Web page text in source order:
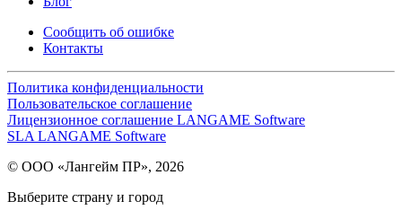
Сообщить об ошибке
Контакты
Политика конфиденциальности
Пользовательское соглашение
Лицензионное соглашение LANGAME Software
SLA LANGAME Software
© ООО «Лангейм ПР», 2026
Выберите страну и город